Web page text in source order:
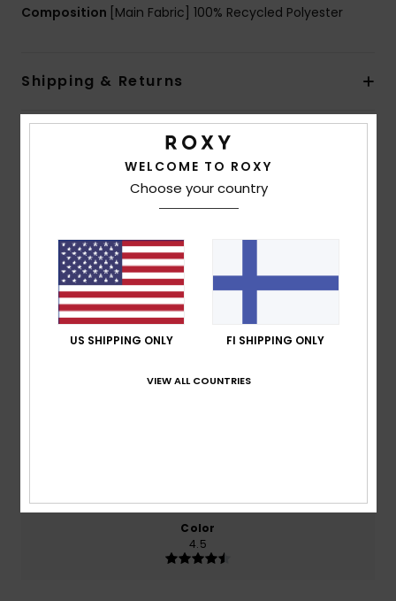
Composition [Main Fabric] 100% Recycled Polyester
Shipping & Returns
Customer Reviews
4.5
based on2 verified reviews
since marraskuuta 2025
0% of our customers recommend this product
Value for money
Color
4.5
WELCOME TO ROXY
Choose your country
US SHIPPING ONLY FI SHIPPING ONLY
VIEW ALL COUNTRIES